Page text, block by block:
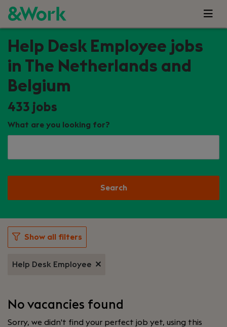
Help Desk Employee jobs
in The Netherlands and
Belgium
433 jobs
What are you looking for?
Search
Show all filters
Help Desk Employee
No vacancies found
Sorry, we didn't find your perfect job yet, using this